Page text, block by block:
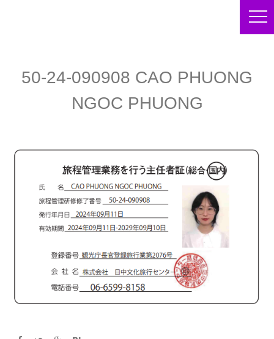
50-24-090908 CAO PHUONG
NGOC PHUONG